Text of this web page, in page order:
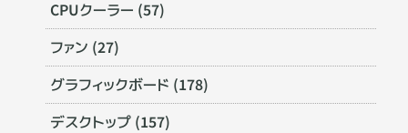
CPUクーラー (57)
ファン (27)
グラフィックボード (178)
デスクトップ (157)